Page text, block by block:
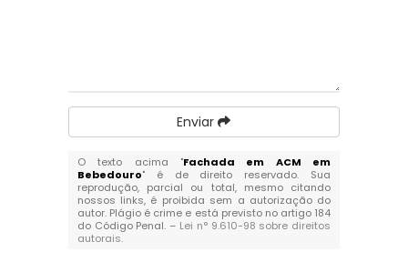
Enviar
O texto acima "Fachada em ACM em
Bebedouro" é de direito reservado. Sua
reprodução, parcial ou total, mesmo citando
nossos links, é proibida sem a autorização do
autor. Plágio é crime e está previsto no artigo 184
do Código Penal. – Lei n° 9.610-98 sobre direitos
autorais.